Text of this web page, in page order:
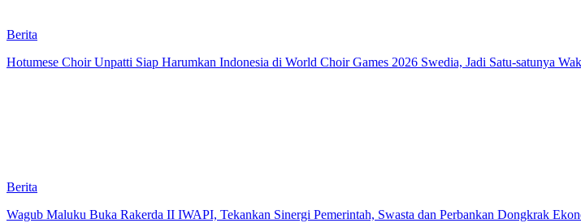
Berita
Hotumese Choir Unpatti Siap Harumkan Indonesia di World Choir Games 2026 Swedia, Jadi Satu-satunya
Berita
Wagub Maluku Buka Rakerda II IWAPI, Tekankan Sinergi Pemerintah, Swasta dan Perbankan Dongkrak